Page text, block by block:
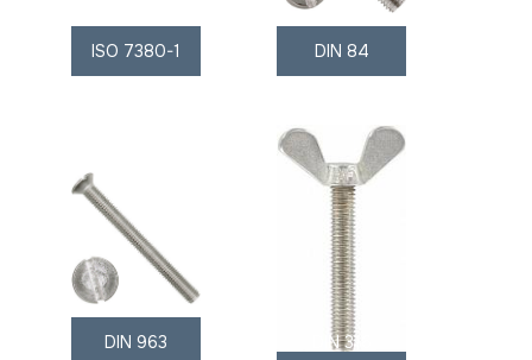
ISO 7380-1 DIN 84
DIN 963 DIN 316